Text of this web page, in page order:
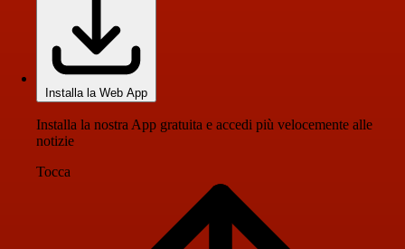
Installa la Web App
Installa la nostra App gratuita e accedi più velocemente alle
notizie
Tocca